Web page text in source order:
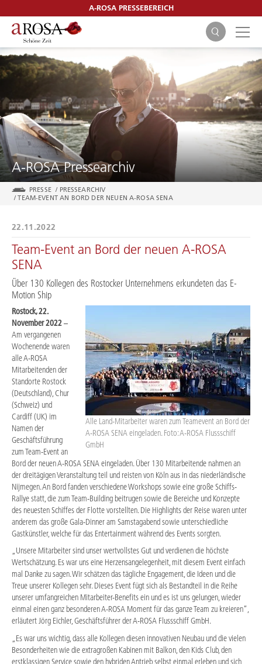
A-ROSA PRESSEBEREICH
SUCHEN
A-ROSA Pressearchiv
PRESSE / PRESSEARCHIV
/ TEAM-EVENT AN BORD DER NEUEN A-ROSA SENA
22.11.2022
Team-Event an Bord der neuen A-ROSA
SENA
Über 130 Kollegen des Rostocker Unternehmens erkundeten das E-
Motion Ship
Alle Land-Mitarbeiter waren zum Teamevent an Bord der
A-ROSA SENA eingeladen. Foto: A-ROSA Flussschiff
GmbH
Rostock, 22.
November 2022–
Am vergangenen
Wochenende waren
alle A-ROSA
Mitarbeitenden der
Standorte Rostock
(Deutschland), Chur
(Schweiz) und
Cardiff (UK) im
Namen der
Geschäftsführung
zum Team-Event an
Bord der neuen A-ROSA SENA eingeladen. Über 130 Mitarbeitende nahmen an
der dreitägigen Veranstaltung teil und reisten von Köln aus in das niederländische
Nijmegen. An Bord fanden verschiedene Workshops sowie eine große Schiffs-
Rallye statt, die zum Team-Building beitrugen sowie die Bereiche und Konzepte
des neuesten Schiffes der Flotte vorstellten. Die Highlights der Reise waren unter
anderem das große Gala-Dinner am Samstagabend sowie unterschiedliche
Gastkünstler, welche für das Entertainment während des Events sorgten.
„Unsere Mitarbeiter sind unser wertvollstes Gut und verdienen die höchste
Wertschätzung. Es war uns eine Herzensangelegenheit, mit diesem Event einfach
mal Danke zu sagen. Wir schätzen das tägliche Engagement, die Ideen und die
Treue unserer Kollegen sehr. Dieses Event fügt sich als Bestandteil in die Reihe
unserer umfangreichen Mitarbeiter-Benefits ein und es ist uns gelungen, wieder
einmal einen ganz besonderen A-ROSA Moment für das ganze Team zu kreieren“,
erläutert Jörg Eichler, Geschäftsführer der A-ROSA Flussschiff GmbH.
„Es war uns wichtig, dass alle Kollegen diesen innovativen Neubau und die vielen
Besonderheiten wie die extragroßen Kabinen mit Balkon, den Kids Club, den
erstklassigen Service sowie den hybriden Antrieb selbst einmal erleben und sich